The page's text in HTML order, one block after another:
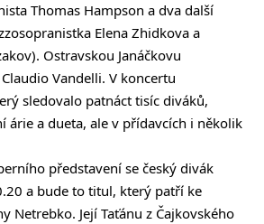
Thomas Hampson a dva další
Elena Zhidkova a
Ostravskou Janáčkovu
Vandelli. V koncertu
sledovalo patnáct tisíc diváků,
árie a dueta, ale v přídavcích i několik
představení se český divák
a bude to titul, který patří ke
Netrebko. Její Taťánu z Čajkovského